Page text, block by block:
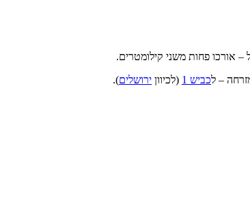
אורכו פחות משני קילומטרים.
– לכביש 1 (לכיוון ירושלים).